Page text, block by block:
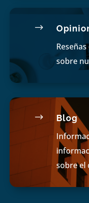
$
sobre
$ Blog
sobre el